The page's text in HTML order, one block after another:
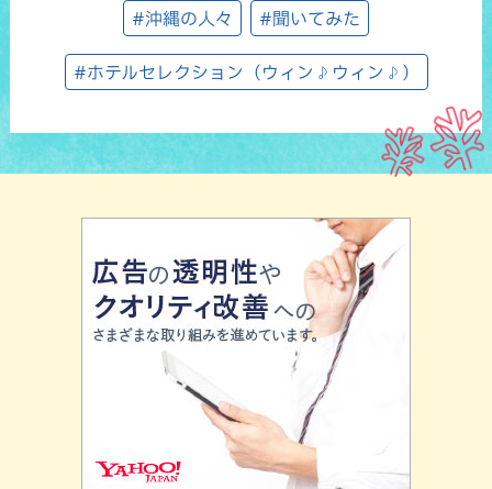
#沖縄の人々 #聞いてみた
#ホテルセレクション（ウィン♪ウィン♪）